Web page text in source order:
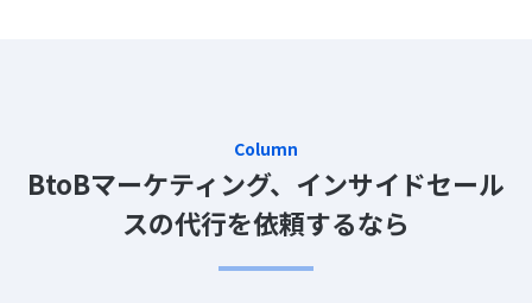
Column
BtoBマーケティング、インサイドセール
スの代行を依頼するなら